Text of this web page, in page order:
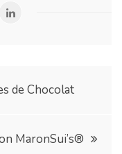
de Chocolat
MaronSui’s®